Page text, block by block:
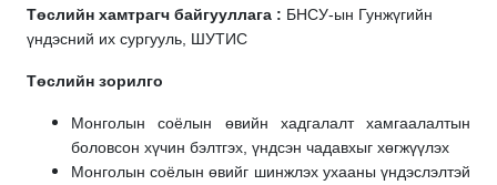
Төслийн хамтрагч байгууллага : БНСУ-ын Гунжүгийн
үндэсний их сургууль, ШУТИС
Төслийн зорилго
Монголын соёлын өвийн хадгалалт хамгаалалтын
боловсон хүчин бэлтгэх, үндсэн чадавхыг хөгжүүлэх
Монголын соёлын өвийг шинжлэх ухааны үндэслэлтэй